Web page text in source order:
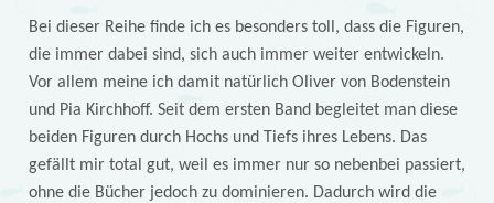
Bei dieser Reihe finde ich es besonders toll, dass die Figuren,
die immer dabei sind, sich auch immer weiter entwickeln.
Vor allem meine ich damit natürlich Oliver von Bodenstein
und Pia Kirchhoff. Seit dem ersten Band begleitet man diese
beiden Figuren durch Hochs und Tiefs ihres Lebens. Das
gefällt mir total gut, weil es immer nur so nebenbei passiert,
ohne die Bücher jedoch zu dominieren. Dadurch wird die